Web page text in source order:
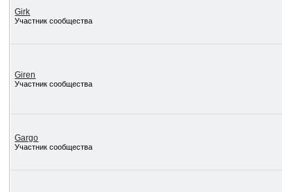
Girk
Участник сообщества
Giren
Участник сообщества
Gargo
Участник сообщества